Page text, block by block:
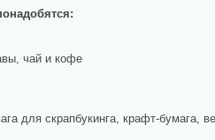
чай и кофе
для скрапбукинга, крафт-бумага,